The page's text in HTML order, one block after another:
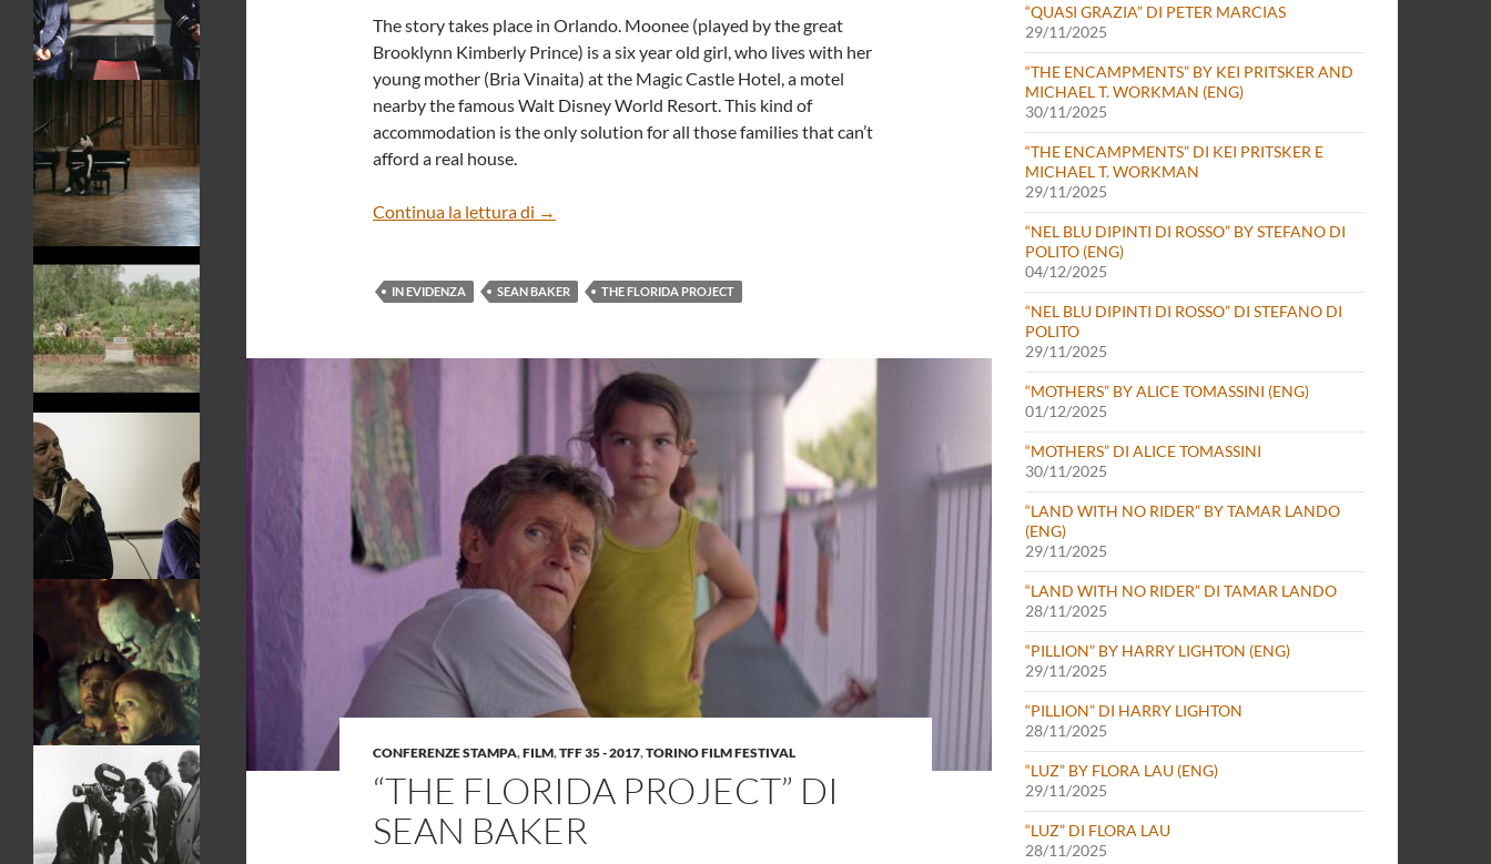
The story takes place in Orlando. Moonee (played by the great
Brooklynn Kimberly Prince) is a six year old girl, who lives with her
young mother (Bria Vinaita) at the Magic Castle Hotel, a motel
nearby the famous Walt Disney World Resort. This kind of
accommodation is the only solution for all those families that can’t
afford a real house.
Continua la lettura di “The Florida Project” by Sean Baker
→
IN EVIDENZA SEAN BAKER THE FLORIDA PROJECT
CONFERENZE STAMPA,FILM,TFF 35 - 2017,TORINO FILM FESTIVAL
“THE FLORIDA PROJECT” DI
SEAN BAKER
“QUASI GRAZIA” DI PETER MARCIAS
29/11/2025
“THE ENCAMPMENTS” BY KEI PRITSKER AND
MICHAEL T. WORKMAN (ENG)
30/11/2025
“THE ENCAMPMENTS” DI KEI PRITSKER E
MICHAEL T. WORKMAN
29/11/2025
“NEL BLU DIPINTI DI ROSSO” BY STEFANO DI
POLITO (ENG)
04/12/2025
“NEL BLU DIPINTI DI ROSSO” DI STEFANO DI
POLITO
29/11/2025
“MOTHERS” BY ALICE TOMASSINI (ENG)
01/12/2025
“MOTHERS” DI ALICE TOMASSINI
30/11/2025
“LAND WITH NO RIDER” BY TAMAR LANDO
(ENG)
29/11/2025
“LAND WITH NO RIDER” DI TAMAR LANDO
28/11/2025
“PILLION” BY HARRY LIGHTON (ENG)
29/11/2025
“PILLION” DI HARRY LIGHTON
28/11/2025
“LUZ” BY FLORA LAU (ENG)
29/11/2025
“LUZ” DI FLORA LAU
28/11/2025